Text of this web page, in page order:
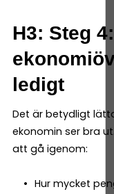
H3: Steg
ledigt
Det är betydligt
ekonomin ser bra
att gå igenom:
Hur mycket